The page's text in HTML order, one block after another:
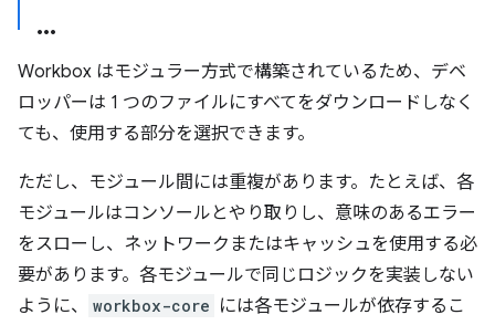
Workbox はモジュラー方式で構築されているため、デベ
ロッパーは 1 つのファイルにすべてをダウンロードしなく
ても、使用する部分を選択できます。
ただし、モジュール間には重複があります。たとえば、各
モジュールはコンソールとやり取りし、意味のあるエラー
をスローし、ネットワークまたはキャッシュを使用する必
要があります。各モジュールで同じロジックを実装しない
ように、
workbox-core には各モジュールが依存するこ